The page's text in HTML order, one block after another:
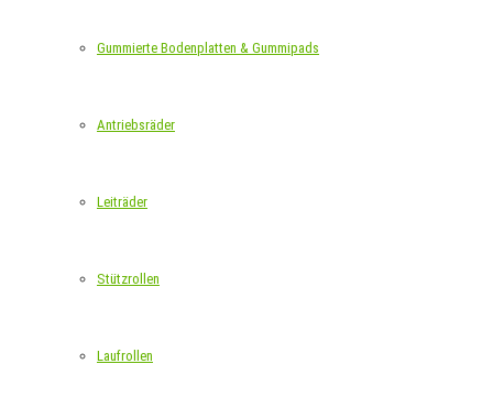
Gummierte Bodenplatten & Gummipads
Antriebsräder
Leiträder
Stützrollen
Laufrollen